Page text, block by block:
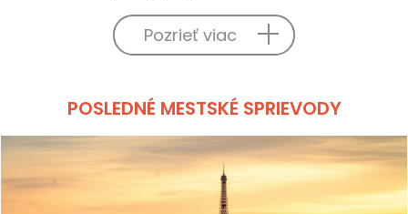
Pozrieť viac
POSLEDNÉ MESTSKÉ SPRIEVODY